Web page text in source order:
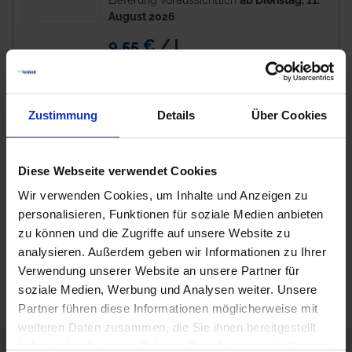
Zustimmung Details Über Cookies
Diese Webseite verwendet Cookies
Wir verwenden Cookies, um Inhalte und Anzeigen zu
personalisieren, Funktionen für soziale Medien anbieten
zu können und die Zugriffe auf unsere Website zu
analysieren. Außerdem geben wir Informationen zu Ihrer
Verwendung unserer Website an unsere Partner für
soziale Medien, Werbung und Analysen weiter. Unsere
Partner führen diese Informationen möglicherweise mit
weiteren Daten zusammen, die Sie ihnen bereitgestellt
August 2026
9,55 € / l
Produkte vergleichen
Sie haben keine Artikel zum Vergleichen.